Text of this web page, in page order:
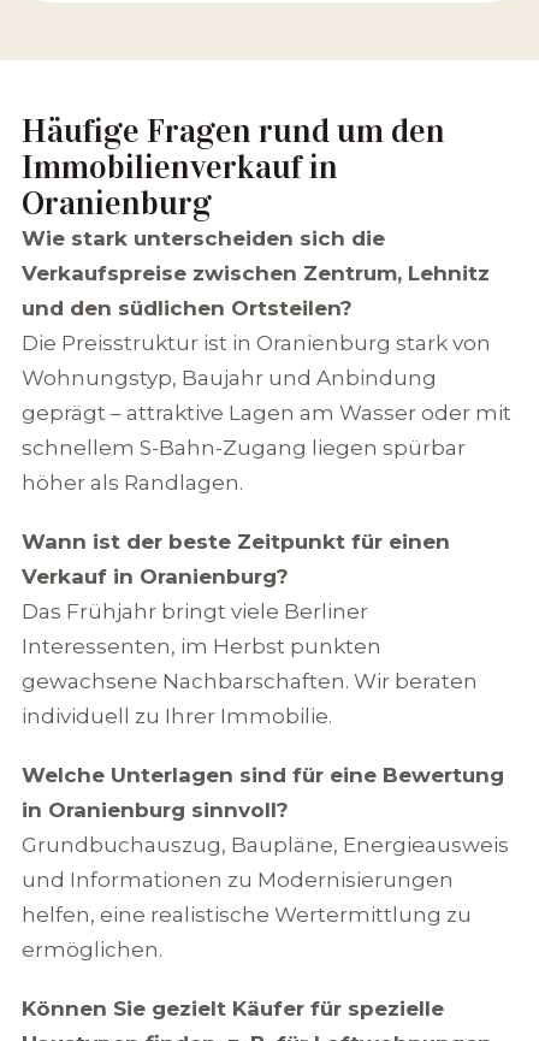
Häufige Fragen rund um den
Immobilienverkauf in
Oranienburg
Wie stark unterscheiden sich die
Verkaufspreise zwischen Zentrum, Lehnitz
und den südlichen Ortsteilen?
Die Preisstruktur ist in Oranienburg stark von
Wohnungstyp, Baujahr und Anbindung
geprägt – attraktive Lagen am Wasser oder mit
schnellem S-Bahn-Zugang liegen spürbar
höher als Randlagen.
Wann ist der beste Zeitpunkt für einen
Verkauf in Oranienburg?
Das Frühjahr bringt viele Berliner
Interessenten, im Herbst punkten
gewachsene Nachbarschaften. Wir beraten
individuell zu Ihrer Immobilie.
Welche Unterlagen sind für eine Bewertung
in Oranienburg sinnvoll?
Grundbuchauszug, Baupläne, Energieausweis
und Informationen zu Modernisierungen
helfen, eine realistische Wertermittlung zu
ermöglichen.
Können Sie gezielt Käufer für spezielle